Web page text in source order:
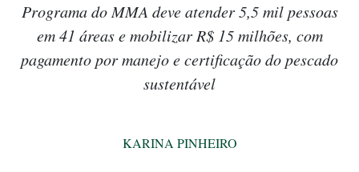
Programa do MMA deve atender 5,5 mil pessoas
em 41 áreas e mobilizar R$ 15 milhões, com
pagamento por manejo e certificação do pescado
sustentável
KARINA PINHEIRO